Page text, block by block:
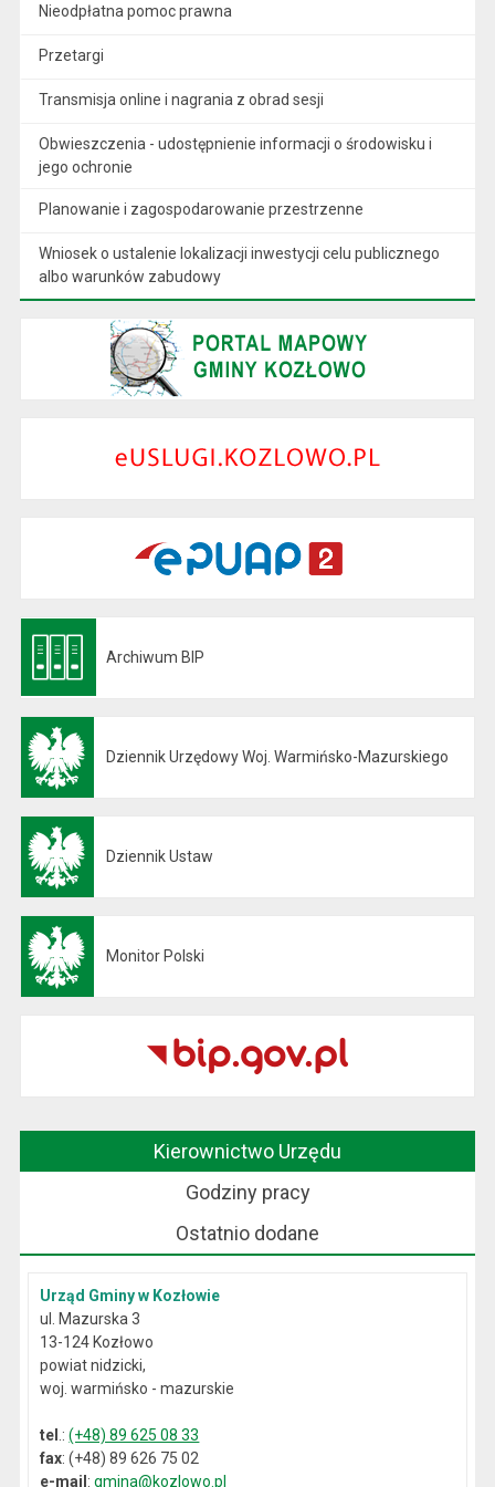
Nieodpłatna pomoc prawna
Przetargi
Transmisja online i nagrania z obrad sesji
Obwieszczenia - udostępnienie informacji o środowisku i
jego ochronie
Planowanie i zagospodarowanie przestrzenne
Wniosek o ustalenie lokalizacji inwestycji celu publicznego
albo warunków zabudowy
Archiwum BIP
Dziennik Urzędowy Woj. Warmińsko-Mazurskiego
Dziennik Ustaw
Monitor Polski
Kierownictwo Urzędu
Godziny pracy
Ostatnio dodane
Urząd Gminy w Kozłowie
ul. Mazurska 3
13-124 Kozłowo
powiat nidzicki,
woj. warmińsko - mazurskie
tel .:(+48) 89 625 08 33
fax: (+48) 89 626 75 02
e-mail:gmina@kozlowo.pl